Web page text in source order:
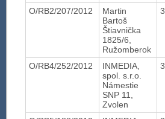
O/RB2/207/2012
Martin
Bartoš
Štiavnička
1825/6,
Ružomberok
O/RB4/252/2012
INMEDIA,
spol. s.r.o.
Námestie
SNP 11,
Zvolen